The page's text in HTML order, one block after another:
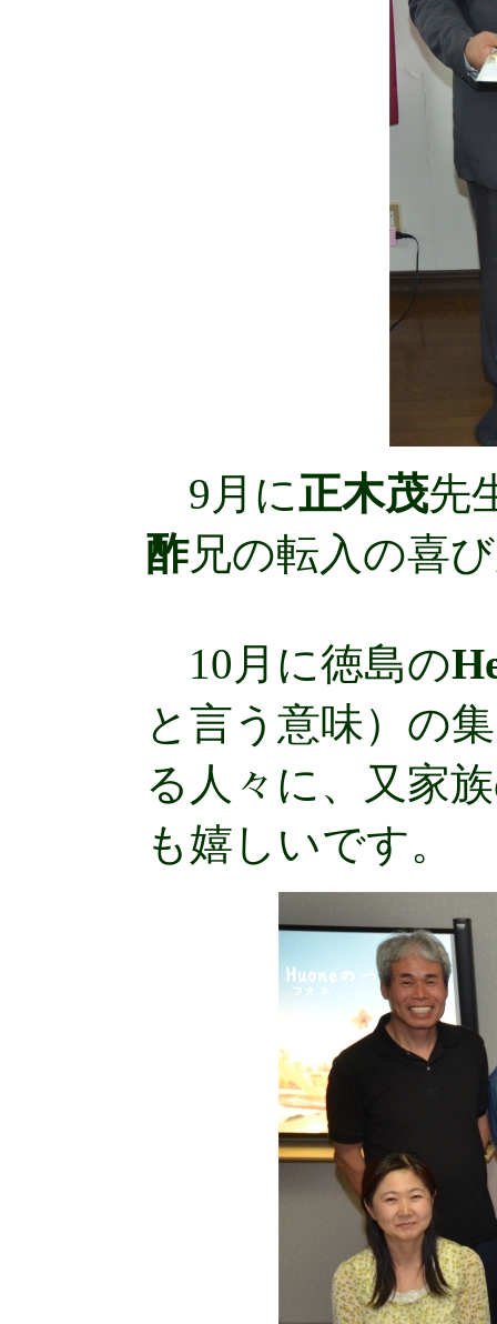
9月に正木茂先
酢兄の転入の喜
10月に徳島の
と言う意味）の
る人々に、又家
も嬉しいです。